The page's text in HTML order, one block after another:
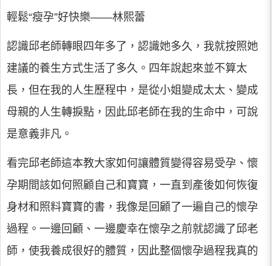
輕鬆“瘦孕”好快樂——林熙蕾
認識邱老師轉眼四年多了，認識她多久，我就按照她
建議的養生方式生活了多久。四年說起來並不算太
長，但在我的人生歷程中，是從小姐變成太太、變成
母親的人生轉捩點，因此邱老師在我的生命中，可說
是意義非凡。
看完邱老師這本教大家如何讓體質變得容易受孕、懷
孕期間該如何照顧自己和寶寶，一直到產後如何恢復
身材和照料寶寶的書，我像是回顧了一遍自己的懷孕
過程。一邊回顧、一邊慶幸在懷孕之前就認識了邱老
師，使我養成很好的體質，因此整個懷孕過程我真的